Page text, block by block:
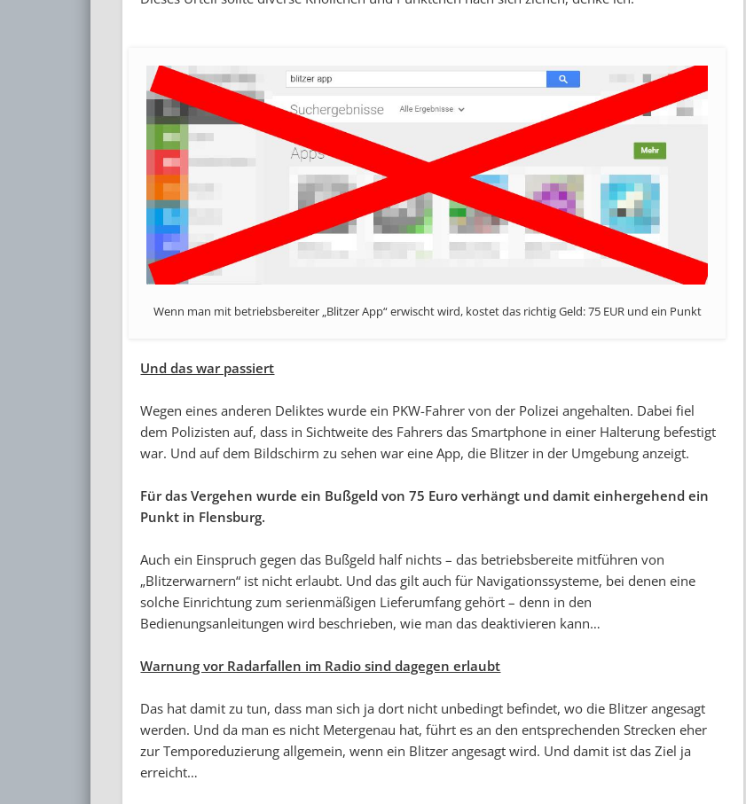
Wenn man mit betriebsbereiter „Blitzer App“ erwischt wird, kostet das richtig Geld: 75 EUR und ein Punkt
Und das war passiert
Wegen eines anderen Deliktes wurde ein PKW-Fahrer von der Polizei angehalten. Dabei fiel
dem Polizisten auf, dass in Sichtweite des Fahrers das Smartphone in einer Halterung befestigt
war. Und auf dem Bildschirm zu sehen war eine App, die Blitzer in der Umgebung anzeigt.
Für das Vergehen wurde ein Bußgeld von 75 Euro verhängt und damit einhergehend ein
Punkt in Flensburg.
Auch ein Einspruch gegen das Bußgeld half nichts – das betriebsbereite mitführen von
„Blitzerwarnern“ ist nicht erlaubt. Und das gilt auch für Navigationssysteme, bei denen eine
solche Einrichtung zum serienmäßigen Lieferumfang gehört – denn in den
Bedienungsanleitungen wird beschrieben, wie man das deaktivieren kann…
Warnung vor Radarfallen im Radio sind dagegen erlaubt
Das hat damit zu tun, dass man sich ja dort nicht unbedingt befindet, wo die Blitzer angesagt
werden. Und da man es nicht Metergenau hat, führt es an den entsprechenden Strecken eher
zur Temporeduzierung allgemein, wenn ein Blitzer angesagt wird. Und damit ist das Ziel ja
erreicht…